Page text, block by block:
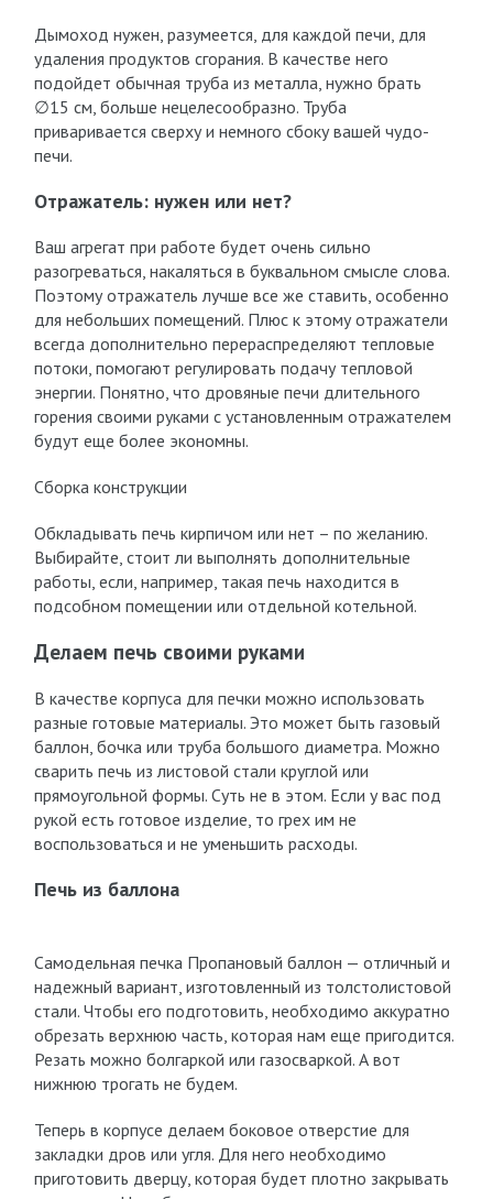
Дымоход нужен, разумеется, для каждой печи, для
удаления продуктов сгорания. В качестве него
подойдет обычная труба из металла, нужно брать
∅15 см, больше нецелесообразно. Труба
приваривается сверху и немного сбоку вашей чудо-
печи.
Отражатель: нужен или нет?
Ваш агрегат при работе будет очень сильно
разогреваться, накаляться в буквальном смысле слова.
Поэтому отражатель лучше все же ставить, особенно
для небольших помещений. Плюс к этому отражатели
всегда дополнительно перераспределяют тепловые
потоки, помогают регулировать подачу тепловой
энергии. Понятно, что дровяные печи длительного
горения своими руками с установленным отражателем
будут еще более экономны.
Сборка конструкции
Обкладывать печь кирпичом или нет – по желанию.
Выбирайте, стоит ли выполнять дополнительные
работы, если, например, такая печь находится в
подсобном помещении или отдельной котельной.
Делаем печь своими руками
В качестве корпуса для печки можно использовать
разные готовые материалы. Это может быть газовый
баллон, бочка или труба большого диаметра. Можно
сварить печь из листовой стали круглой или
прямоугольной формы. Суть не в этом. Если у вас под
рукой есть готовое изделие, то грех им не
воспользоваться и не уменьшить расходы.
Печь из баллона
Самодельная печка Пропановый баллон — отличный и
надежный вариант, изготовленный из толстолистовой
стали. Чтобы его подготовить, необходимо аккуратно
обрезать верхнюю часть, которая нам еще пригодится.
Резать можно болгаркой или газосваркой. А вот
нижнюю трогать не будем.
Теперь в корпусе делаем боковое отверстие для
закладки дров или угля. Для него необходимо
приготовить дверцу, которая будет плотно закрывать